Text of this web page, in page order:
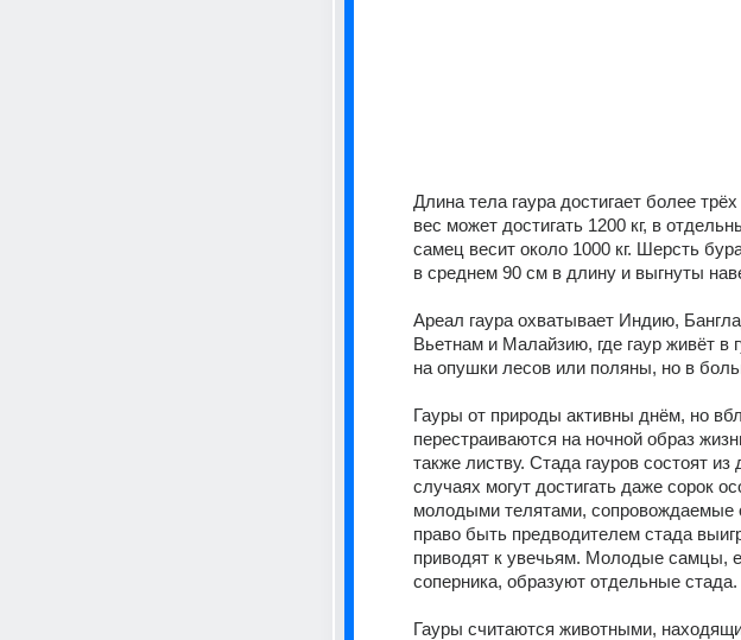
Длина тела гаура достигает более
вес может достигать 1200 кг, в
самец весит около 1000 кг. Шерсть
в среднем 90 см в длину и выгнуты
Ареал гаура охватывает Индию,
Вьетнам и Малайзию, где гаур живёт в
на опушки лесов или поляны, но в
Гауры от природы активны днём, но
перестраиваются на ночной образ
также листву. Стада гауров состоят
случаях могут достигать даже сорок
молодыми телятами,
право быть предводителем стада
приводят к увечьям. Молодые самцы,
соперника, образуют отдельные
Гауры считаются животными,